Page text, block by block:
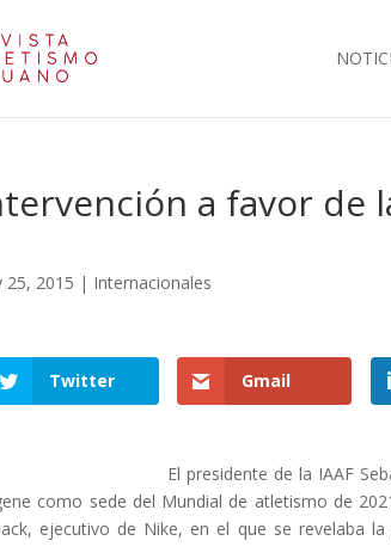
a favor de
25, 2015 | Internacionales
Twitter Gmail
El presidente de la IAAF
como sede del Mundial de atletismo de
ejecutivo de Nike, en el que se revelaba